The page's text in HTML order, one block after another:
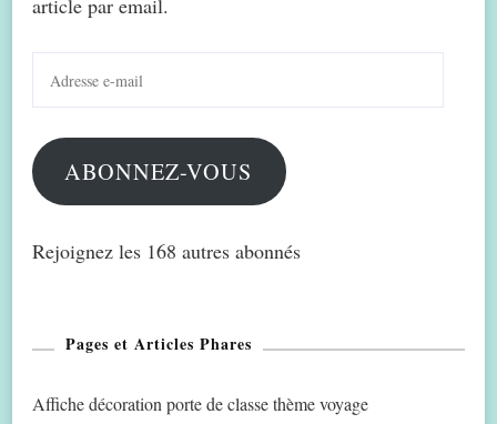
article par email.
mail
ABONNEZ-VOUS
Rejoignez les 168 autres abonnés
Pages et Articles Phares
Affiche décoration porte de classe thème voyage